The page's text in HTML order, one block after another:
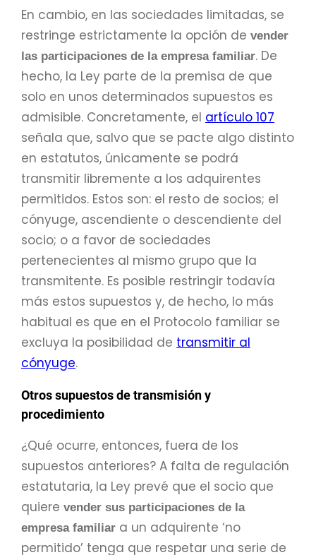
En cambio, en las sociedades limitadas, se
restringe estrictamente la opción de vender
las participaciones de la empresa familiar. De
hecho, la Ley parte de la premisa de que
solo en unos determinados supuestos es
admisible. Concretamente, el artículo 107
señala que, salvo que se pacte algo distinto
en estatutos, únicamente se podrá
transmitir libremente a los adquirentes
permitidos. Estos son: el resto de socios; el
cónyuge, ascendiente o descendiente del
socio; o a favor de sociedades
pertenecientes al mismo grupo que la
transmitente. Es posible restringir todavía
más estos supuestos y, de hecho, lo más
habitual es que en el Protocolo familiar se
excluya la posibilidad de transmitir al
cónyuge.
Otros supuestos de transmisión y
procedimiento
¿Qué ocurre, entonces, fuera de los
supuestos anteriores? A falta de regulación
estatutaria, la Ley prevé que el socio que
quiere vender sus participaciones de la
empresa familiar a un adquirente ‘no
permitido’ tenga que respetar una serie de